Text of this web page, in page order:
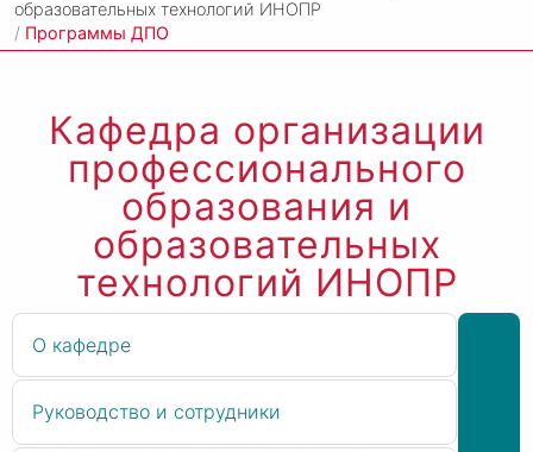
образовательных технологий ИНОПР
/ Программы ДПО
Кафедра организации
профессионального
образования и
образовательных
технологий ИНОПР
О кафедре
Руководство и сотрудники